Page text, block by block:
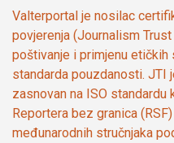
Valterportal je nosilac
povjerenja (Journalism
poštivanje i primjenu etičkih
standarda pouzdanosti. JTI
zasnovan na ISO standardu
Reportera bez granica
međunarodnih stručnjaka